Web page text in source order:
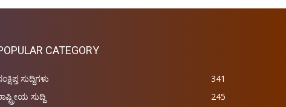
CATEGORY
ಸುದ್ದಿಗಳು
341
ಸುದ್ದಿ
245